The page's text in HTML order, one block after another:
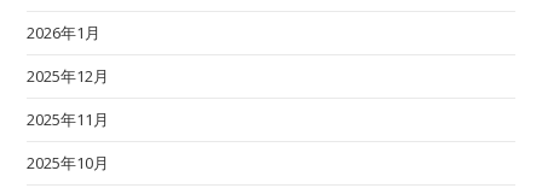
2026年1月
2025年12月
2025年11月
2025年10月